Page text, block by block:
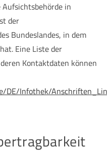
in
der
Bundeslandes, in dem
Eine Liste der
Kontaktdaten können
DE/Infothek/